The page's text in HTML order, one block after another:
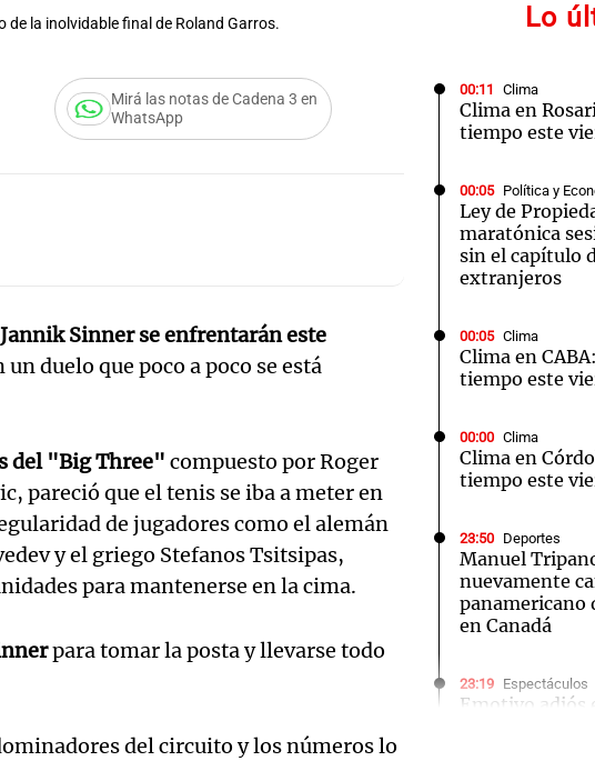
de la inolvidable final de Roland Garros.
Mirá las notas de Cadena 3 en
WhatsApp
Sinner se enfrentarán este
un duelo que poco a poco se está
del "Big Three" compuesto por Roger
pareció que el tenis se iba a meter en
de jugadores como el alemán
y el griego Stefanos Tsitsipas,
para mantenerse en la cima.
para tomar la posta y llevarse todo
del circuito y los números lo
Lo
00:11 Clima
Clima en
tiempo este
00:05 Política y
Ley de
maratónica
sin el capítulo
extranjeros
00:05 Clima
Clima en
tiempo este
00:00 Clima
Clima en
tiempo este
23:50 Deportes
Manuel
nuevamente
panamericano
en Canadá
23:19 Espectáculos
Emotivo adiós
Audio.
Notas
La Sole en Cadena 3 El huracán de Arequito